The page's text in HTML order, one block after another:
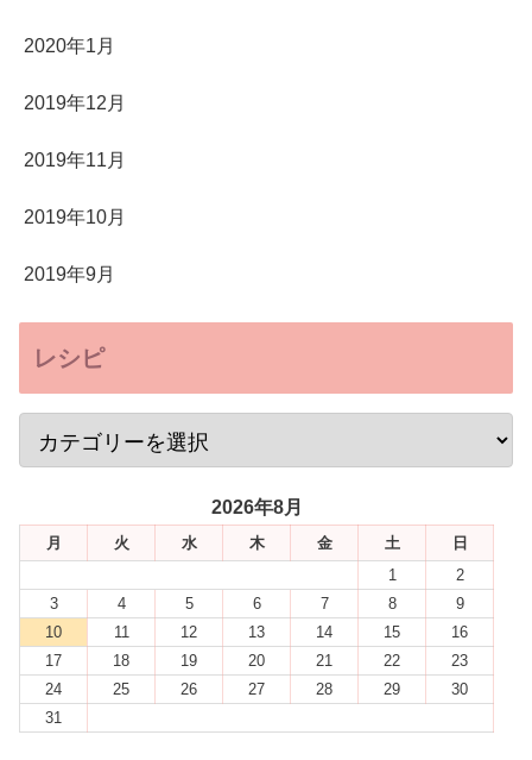
2020年1月
2019年12月
2019年11月
2019年10月
2019年9月
レシピ
2026年8月
月 火 水 木 金 土
日
1
2
3
4 5 6 7 8
9
10
11 12 13 14 15
16
17
18 19 20 21 22
23
24
25 26 27 28 29
30
31